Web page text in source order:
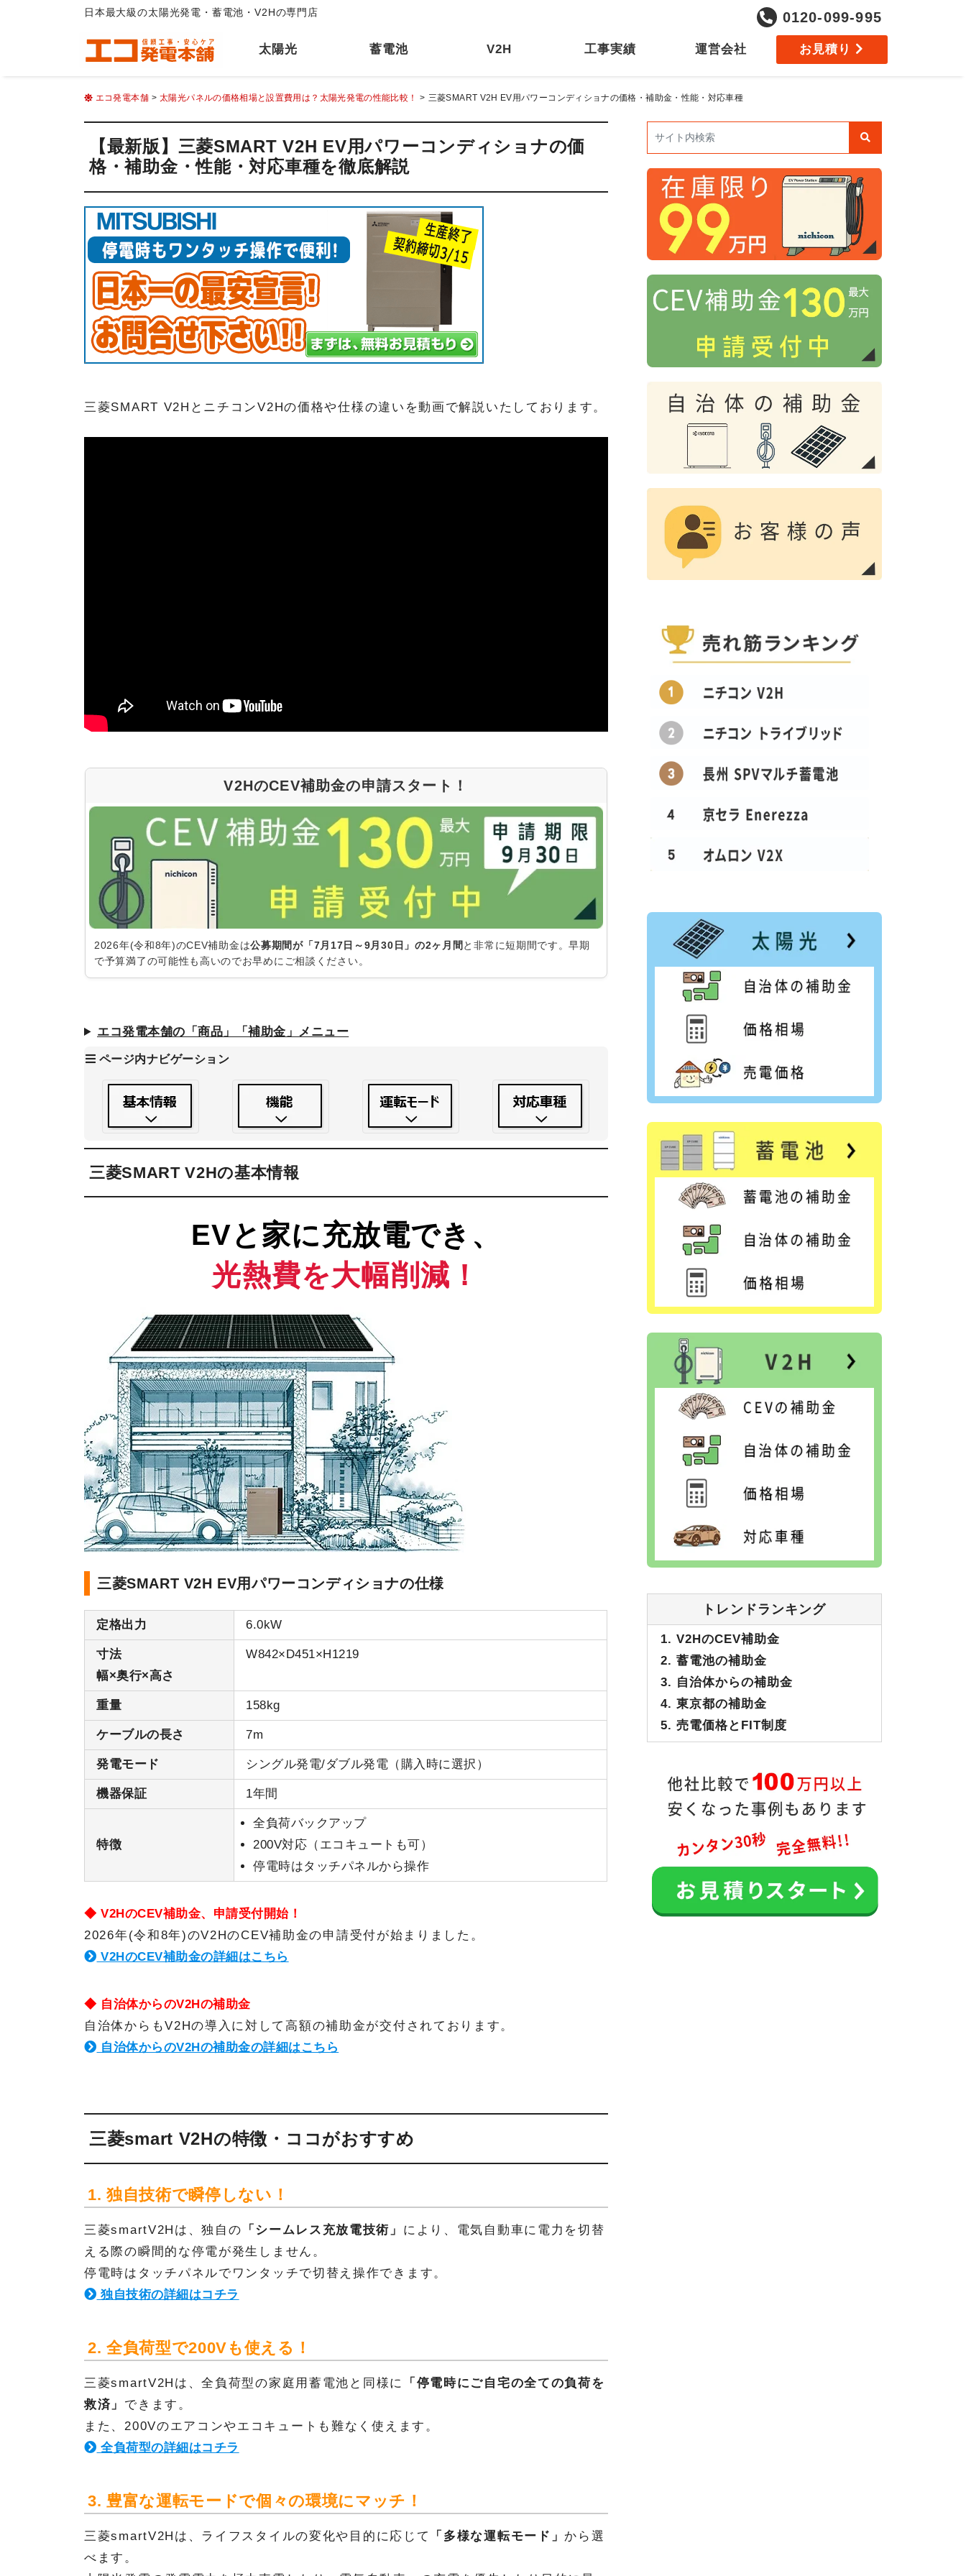
日本最大級の太陽光発電・蓄電池・V2Hの専門店 0120-099-995
太陽光 蓄電池 V2H 工事実績 運営会社 お見積り
エコ発電本舗>太陽光パネルの価格相場と設置費用は？太陽光発電の性能比較！ > 三菱SMART V2H EV用パワーコンディショナの価格・補助金・性能・対応車種
【最新版】三菱SMART V2H EV用パワーコンディショナの価
格・補助金・性能・対応車種を徹底解説
三菱SMART V2HとニチコンV2Hの価格や仕様の違いを動画で解説いたしております。
V2HのCEV補助金の申請スタート！
2026年(令和8年)のCEV補助金は公募期間が「7月17日～9月30日」の2ヶ月間 と非常に短期間です。早期
で予算満了の可能性も高いのでお早めにご相談ください。
エコ発電本舗の「商品」「補助金」メニュー
ページ内ナビゲーション
三菱SMART V2Hの基本情報
EVと家に充放電でき、
光熱費を大幅削減！
三菱SMART V2H EV用パワーコンディショナの仕様
定格出力 6.0kW
寸法
幅×奥行×高さ
W842×D451×H1219
重量 158kg
ケーブルの長さ 7m
発電モード シングル発電/ダブル発電（購入時に選択）
機器保証 1年間
特徴
全負荷バックアップ
200V対応（エコキュートも可）
停電時はタッチパネルから操作
◆ V2HのCEV補助金、申請受付開始！
2026年(令和8年)のV2HのCEV補助金の申請受付が始まりました。
V2HのCEV補助金の詳細はこちら
◆ 自治体からのV2Hの補助金
自治体からもV2Hの導入に対して高額の補助金が交付されております。
自治体からのV2Hの補助金の詳細はこちら
三菱smart V2Hの特徴・ココがおすすめ
1. 独自技術で瞬停しない！
三菱smartV2Hは、独自の 「シームレス充放電技術」 により、電気自動車に電力を切替
える際の瞬間的な停電が発生しません。
停電時はタッチパネルでワンタッチで切替え操作できます。
独自技術の詳細はコチラ
2. 全負荷型で200Vも使える！
三菱smartV2Hは、全負荷型の家庭用蓄電池と同様に
「停電時にご自宅の全ての負荷を
救済」 できます。
また、200Vのエアコンやエコキュートも難なく使えます。
全負荷型の詳細はコチラ
3. 豊富な運転モードで個々の環境にマッチ！
三菱smartV2Hは、ライフスタイルの変化や目的に応じて 「多様な運転モード」 から選
べます。
検索:
トレンドランキング
1. V2HのCEV補助金
2. 蓄電池の補助金
3. 自治体からの補助金
4. 東京都の補助金
5. 売電価格とFIT制度